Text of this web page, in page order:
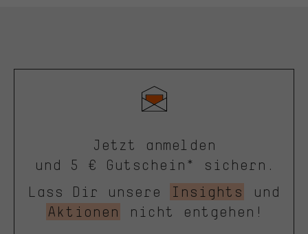
Jetzt anmelden
und 5 € Gutschein* sichern.
Lass Dir unsere
Insights
und
Aktionen
nicht entgehen!